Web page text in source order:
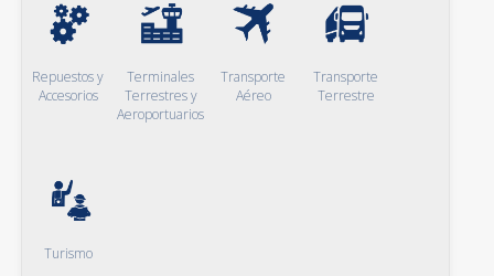
Repuestos y
Accesorios
Terminales
Terrestres y
Aeroportuarios
Transporte
Aéreo
Transporte
Terrestre
Turismo